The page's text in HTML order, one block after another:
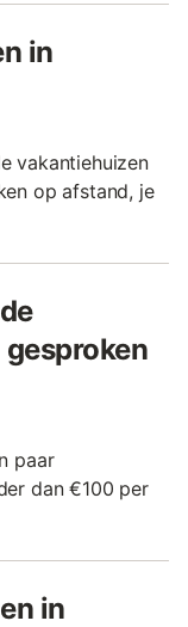
in
vakantiehuizen
op afstand, je
paar
dan €100 per
in